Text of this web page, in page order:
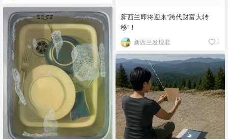
新西兰即将迎来“跨代财富大转
移”！
新西兰发现君 1